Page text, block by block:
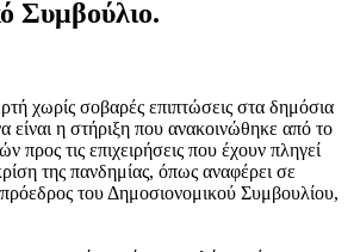
Συμβούλιο.
χωρίς σοβαρές επιπτώσεις στα δημόσια
είναι η στήριξη που ανακοινώθηκε από το
προς τις επιχειρήσεις που έχουν πληγεί
της πανδημίας, όπως αναφέρει σε
του Δημοσιονομικού Συμβουλίου,